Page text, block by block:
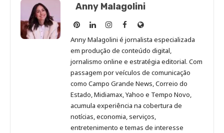
Anny Malagolini
Anny
Malagolini
no
Pinterest
Anny
Malagolini
no
LinkedIn
Anny
Malagolini
no
Instagram
Anny
Malagolini
no
Facebook
Site
de
Anny
Malagolini
Anny Malagolini é jornalista especializada
em produção de conteúdo digital,
jornalismo online e estratégia editorial. Com
passagem por veículos de comunicação
como Campo Grande News, Correio do
Estado, Midiamax, Yahoo e Tempo Novo,
acumula experiência na cobertura de
notícias, economia, serviços,
entretenimento e temas de interesse